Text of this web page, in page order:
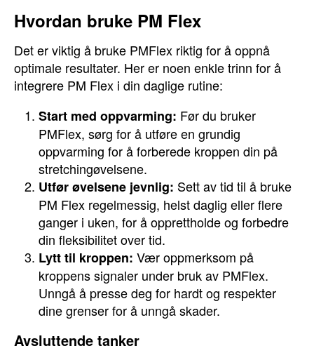
Hvordan bruke PM Flex
Det er viktig å bruke PMFlex riktig for å oppnå
optimale resultater. Her er noen enkle trinn for å
integrere PM Flex i din daglige rutine:
Start med oppvarming: Før du bruker
PMFlex, sørg for å utføre en grundig
oppvarming for å forberede kroppen din på
stretchingøvelsene.
Utfør øvelsene jevnlig: Sett av tid til å bruke
PM Flex regelmessig, helst daglig eller flere
ganger i uken, for å opprettholde og forbedre
din fleksibilitet over tid.
Lytt til kroppen: Vær oppmerksom på
kroppens signaler under bruk av PMFlex.
Unngå å presse deg for hardt og respekter
dine grenser for å unngå skader.
Avsluttende tanker